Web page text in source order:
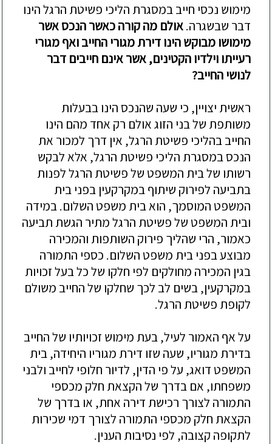
מימוש נכסי חייב במסגרת הליכי פשיטת הרגל הינו
דבר שבשגרה.אולם מה קורה כאשר הנכס אשר
מימושו מבוקש הינודירת מגורי החייב ואף מגורי
רעייתו וילדיו הקטינים, אשר אינם חייבים דבר
לנושי החייב?
ראשית יצויין, כי שעה שהנכס הינו בבעלות
משותפת של בני הזוג אולם רק אחד מהם הינו
החייב בהליכי פשיטת הרגל, אין דרך למכור את
הנכס במסגרת הליכי פשיטת הרגל, אלא לבקש
רשותו של בית המשפט של פשיטת הרגל לפנות
בתביעה לפירוק שיתוף במקרקעין בפני בית
המשפט המוסמך, הוא בית משפט השלום. במידה
ובית המשפט של פשיטת הרגל מתיר הגשת תביעה
כאמור, הרי שהליך פירוק השותפות והמכירה
מבוצע בפני בית משפט השלום. כספי התמורה
בגין המכירה מחולקים לפי חלקו של כל בעל זכויות
במקרקעין, בשים לב לכך שחלקו של החייב משולם
לקופת פשיטת הרגל.
על אף האמור לעיל, בעת מימוש זכויותיו של החייב
בדירת מגוריו, שעה שזו דירת מגוריו היחידה, בית
המשפט דואג, על פי הדין, לדיור חלופי לחייב ולבני
משפחתו, אם בדרך של הקצאת חלק מכספי
התמורה לצורך רכישת דירה אחת, או בדרך של
הקצאת חלק מכספי התמורה לצורך דמי שכירות
לתקופה קצובה, לפי נסיבות הענין.